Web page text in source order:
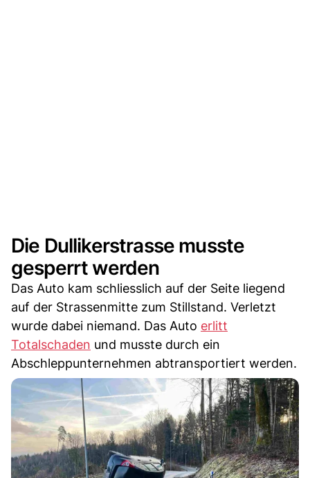
Die Dullikerstrasse musste
gesperrt werden
Das Auto kam schliesslich auf der Seite liegend
auf der Strassenmitte zum Stillstand. Verletzt
wurde dabei niemand. Das Auto erlitt
Totalschaden und musste durch ein
Abschleppunternehmen abtransportiert werden.